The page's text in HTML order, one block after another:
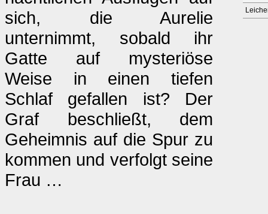
sich, die Aurelie
unternimmt, sobald ihr
Gatte auf mysteriöse
Weise in einen tiefen
Schlaf gefallen ist? Der
Graf beschließt, dem
Geheimnis auf die Spur zu
kommen und verfolgt seine
Frau …